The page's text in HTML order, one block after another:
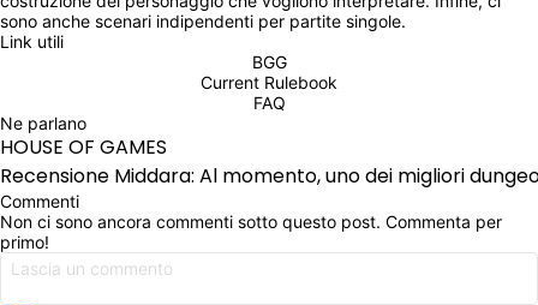
sono anche scenari indipendenti per partite singole.
Link utili
BGG
Current Rulebook
FAQ
Ne parlano
HOUSE OF GAMES
Recensione Middara: Al momento, uno dei migliori
Commenti
Non ci sono ancora commenti sotto questo post. Commenta per
primo!